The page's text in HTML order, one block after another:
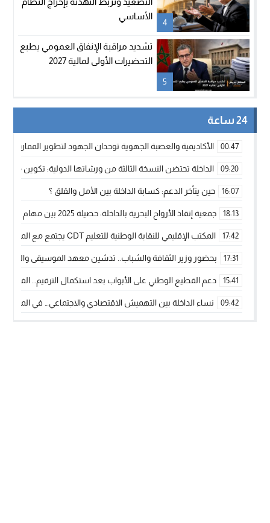
4
الأساسي
5
تشديد مراقبة الإنفاق العمومي يطبع
التحضيرات الأولى لمالية 2027
24 ساعة
00:47 الأكاديمية والعصبة الجهوية توحدان الجهود لتطوير الممارسة
09:20 الداخلة تحتضن النسخة الثالثة من ورشاتها الدولية: تكوين
16:07 حين يتأخر الدعم: كسابة الداخلة بين الأمل والقلق ؟
18:13 جمعية إنقاذ الأرواح البحرية بالداخلة: حصيلة 2025 بين مهام الإنقاذ ومشروع “دار البحار”
17:42 المكتب الإقليمي للنقابة الوطنية للتعليم CDT يجتمع مع المدير الإقليمي لمناقشة ملفات جوهرية لنساء ورجال التعليم
17:31 بحضور وزير الثقافة والشباب.. تدشين معهد الموسيقى والفنون
15:41 دعم القطيع الوطني على الأبواب بعد استكمال الترقيم…
09:42 نساء الداخلة بين التهميش الاقتصادي والاجتماعي… في المؤسسات